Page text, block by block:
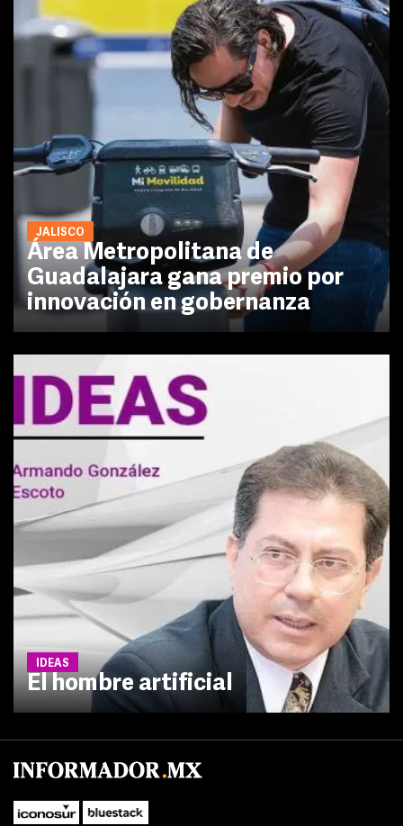
JALISCO
Área Metropolitana de
Guadalajara gana premio por
innovación en gobernanza
IDEAS
El hombre artificial